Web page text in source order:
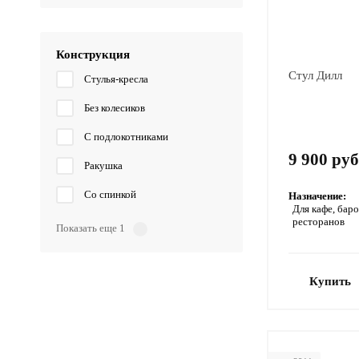
Конструкция
Стулья-кресла
Без колесиков
С подлокотниками
Ракушка
Со спинкой
Показать еще 1
Стул Дилл
9 900
Назначение:
Для кафе,
ресторанов
Купить